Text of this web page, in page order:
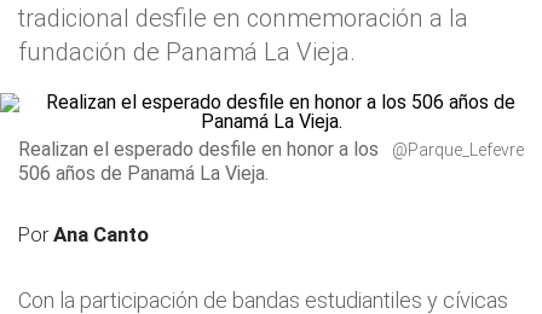
tradicional desfile en conmemoración a la
fundación de Panamá La Vieja.
Realizan el esperado desfile en honor a los
506 años de Panamá La Vieja.
@Parque_Lefevre
PorAna Canto
Con la participación de bandas estudiantiles y cívicas